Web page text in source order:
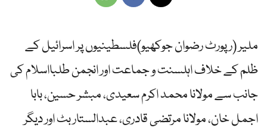
ملیر (رپورٹ رضوان جوکھیو)فلسطینیوں پر اسرائیل کے
ظلم کے خلاف اہلسنت و جماعت اور انجمن طلبااسلام کی
جانب سے مولانا محمد اکرم سعیدی، مبشر حسین، بابا
اجمل خان، مولانا مرتضی قادری، عبدالستار بٹ اور دیگر